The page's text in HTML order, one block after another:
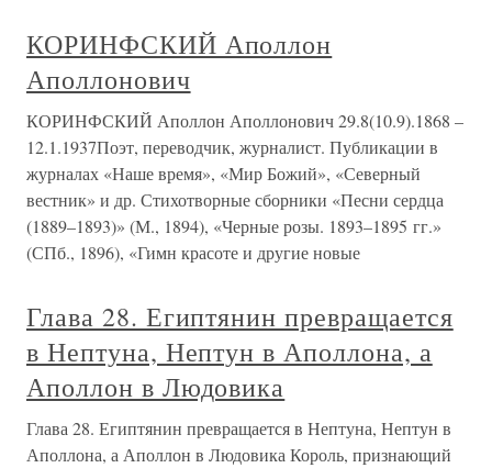
КОРИНФСКИЙ Аполлон
Аполлонович
КОРИНФСКИЙ Аполлон Аполлонович 29.8(10.9).1868 –
12.1.1937Поэт, переводчик, журналист. Публикации в
журналах «Наше время», «Мир Божий», «Северный
вестник» и др. Стихотворные сборники «Песни сердца
(1889–1893)» (М., 1894), «Черные розы. 1893–1895 гг.»
(СПб., 1896), «Гимн красоте и другие новые
Глава 28. Египтянин превращается
в Нептуна, Нептун в Аполлона, а
Аполлон в Людовика
Глава 28. Египтянин превращается в Нептуна, Нептун в
Аполлона, а Аполлон в Людовика Король, признающий